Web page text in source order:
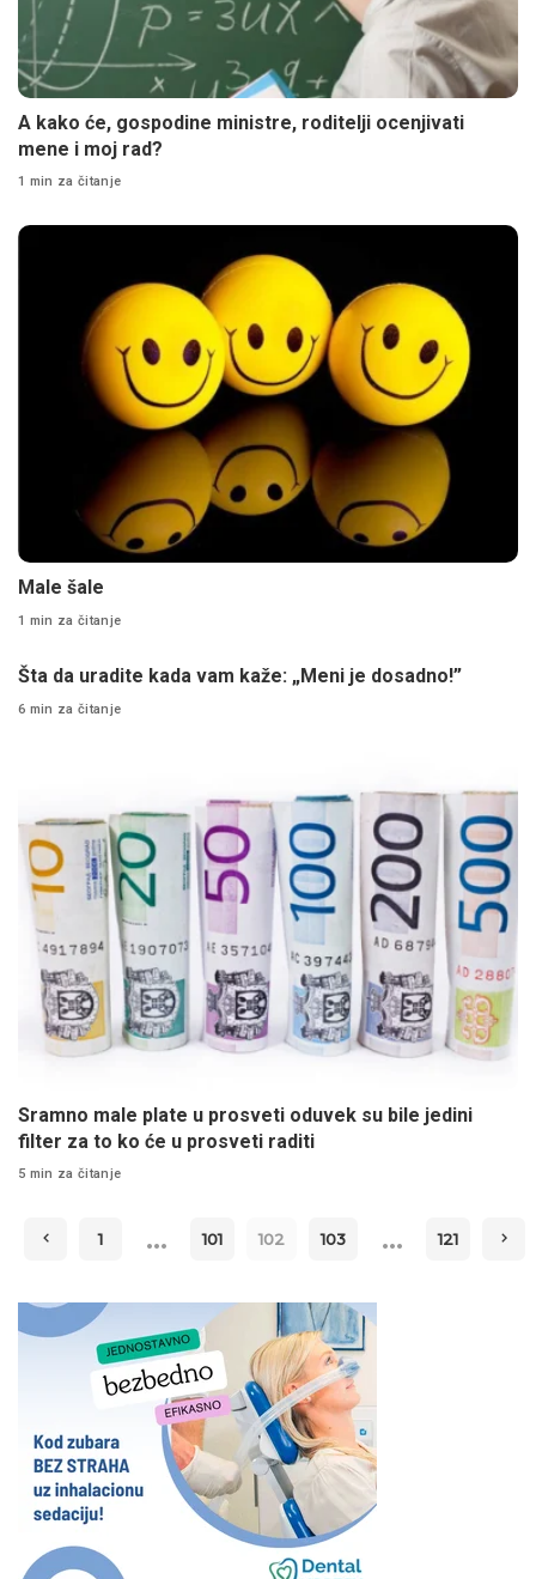
A kako će, gospodine ministre, roditelji ocenjivati
mene i moj rad?
1 min za čitanje
Male šale
1 min za čitanje
Šta da uradite kada vam kaže: „Meni je dosadno!”
6 min za čitanje
Sramno male plate u prosveti oduvek su bile jedini
filter za to ko će u prosveti raditi
5 min za čitanje
1 … 101 102 103 … 121